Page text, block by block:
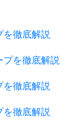
を徹底解説
プを徹底解説
を徹底解説
を徹底解説